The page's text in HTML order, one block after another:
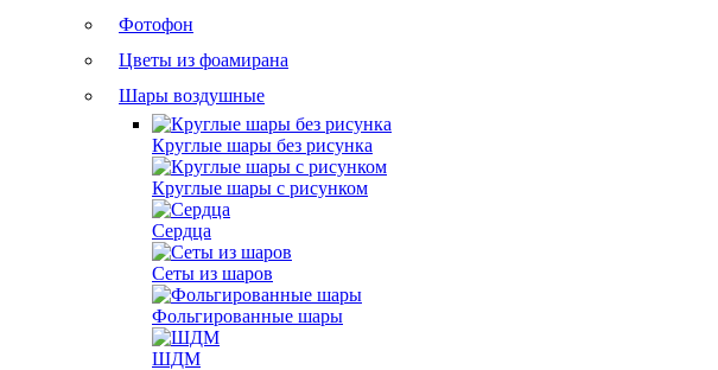
Фотофон
Цветы из фоамирана
Шары воздушные
Круглые шары без рисунка
Круглые шары с рисунком
Сердца
Сеты из шаров
Фольгированные шары
ШДМ